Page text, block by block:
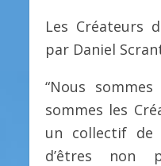
Les Créateurs
par Daniel
“Nous
sommes les
un collectif de
d’êtres non